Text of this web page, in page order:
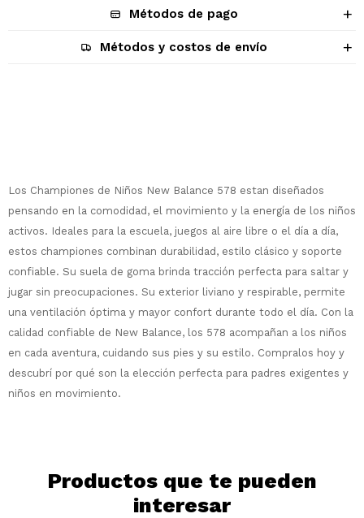
Métodos de pago
Métodos y costos de envío
Los Championes de Niños New Balance 578 estan diseñados
pensando en la comodidad, el movimiento y la energía de los niños
activos. Ideales para la escuela, juegos al aire libre o el día a día,
estos championes combinan durabilidad, estilo clásico y soporte
confiable. Su suela de goma brinda tracción perfecta para saltar y
jugar sin preocupaciones. Su exterior liviano y respirable, permite
una ventilación óptima y mayor confort durante todo el día. Con la
calidad confiable de New Balance, los 578 acompañan a los niños
en cada aventura, cuidando sus pies y su estilo. Compralos hoy y
descubrí por qué son la elección perfecta para padres exigentes y
niños en movimiento.
Productos que te pueden
interesar
Comprá ahora y Pagá
Después, hasta en 12
cuotas y sin tocar tu
tarjeta de crédito
¡Sumate a la forma más ágil de
comprar!
Comprá en 3 cuotas sin recargo o hasta
en 12 cuotas * ¡Solo con tu cédula!
* sujeto aprobación crediticia.
Verifica si estás calificado para comprar
con Pago Después:
Cédula de identidad
Celular
Día Mes Año
Estás calificado para comprar usando Pago
Después.
disponible puede variar por comercio
Ups!
Parece que no tenes oferta, lamentamos
el inconveniente, por cualquier duda
¡Algo salió mal!
Por favor intenta nuevamente mas tarde.